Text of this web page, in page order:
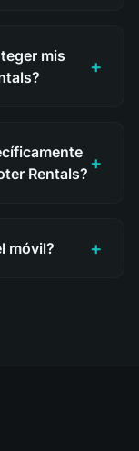
mis
+
Rentals? +
móvil? +